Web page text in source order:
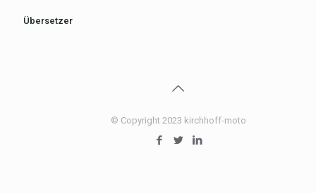
Übersetzer
© Copyright 2023 kirchhoff-moto